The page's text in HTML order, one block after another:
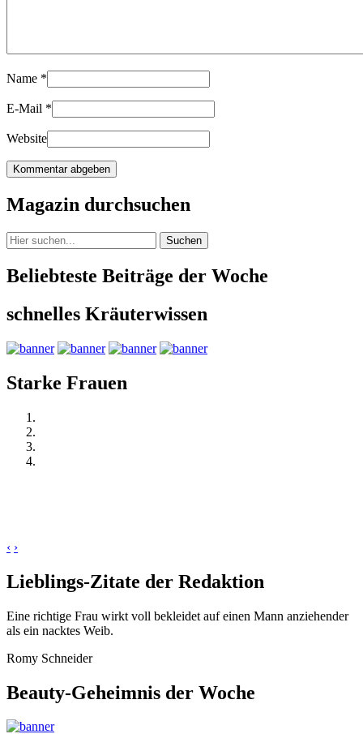
Name *
E-Mail *
Website
Magazin durchsuchen
Suchen
Beliebteste Beiträge der Woche
schnelles Kräuterwissen
Starke Frauen
‹ ›
Lieblings-Zitate der Redaktion
Eine richtige Frau wirkt voll bekleidet auf einen Mann anziehender
als ein nacktes Weib.
Romy Schneider
Beauty-Geheimnis der Woche